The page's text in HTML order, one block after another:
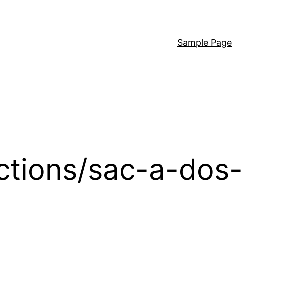
Sample Page
sac-a-dos-